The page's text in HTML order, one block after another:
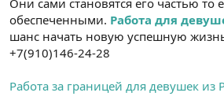
Они сами становятся его частью то
обеспеченными. Работа для
шанс начать новую успешную
+7(910)146-24-28
Работа за границей для девушек из